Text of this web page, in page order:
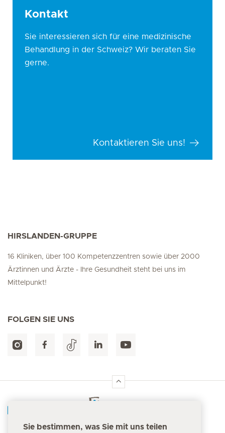
Kontakt
Sie interessieren sich für eine medizinische
Behandlung in der Schweiz? Wir beraten Sie
gerne.
Kontaktieren Sie uns!
HIRSLANDEN-GRUPPE
16 Kliniken, über 100 Kompetenzzentren sowie über 2000
Ärztinnen und Ärzte - Ihre Gesundheit steht bei uns im
Mittelpunkt!
FOLGEN SIE UNS
Sie bestimmen, was Sie mit uns teilen